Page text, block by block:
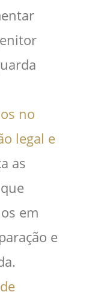
no
legal e
as
em
e